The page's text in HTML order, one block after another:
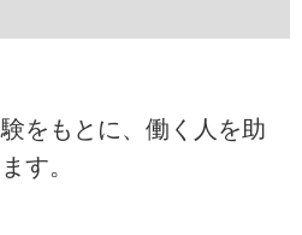
をもとに、働く人を助
す。